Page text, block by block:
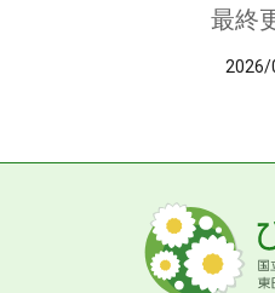
最終
2026/